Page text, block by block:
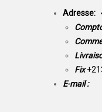
Adresse:
Fix
E-mail :